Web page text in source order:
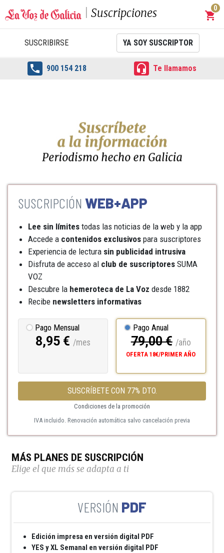
Suscripciones shopping_cart
0
SUSCRIBIRSE YA SOY SUSCRIPTOR
 900 154 218  Te llamamos
WEB+APP
Lee sin límites todas las noticias de la web y la app
Accede a contenidos exclusivos para suscriptores
Experiencia de lectura sin publicidad intrusiva
Disfruta de acceso al club de suscriptores SUMA
VOZ
Descubre la hemeroteca de La Voz desde 1882
Recibe newsletters informativas
Pago Mensual
8,95 € /mes
Pago Anual
79,00 € /año
OFERTA 18€/PRIMER AÑO
SUSCRÍBETE CON 77% DTO.
Condiciones de la promoción
IVA incluido. Renovación automática salvo cancelación previa
MÁS PLANES DE SUSCRIPCIÓN
Elige el que más se adapta a ti
PDF
Edición impresa en versión digital PDF
YES y XL Semanal en versión digital PDF